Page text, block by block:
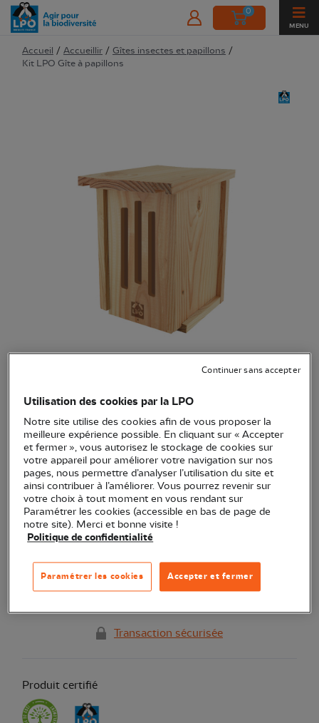
0
MENU
Accueil / Accueillir / Gîtes insectes et papillons /
Kit LPO Gîte à papillons
Kit LPO Gîte à papillons
(Ref.JO1095)
19,90 €
Ce gîte en bois est spécialement conçu pour accueillir les
papillons au jardin et contribuer à leur protection.Voir plus
Quantité
Ajouter au panier
Transaction sécurisée
Produit certifié
Utilisation des cookies par la LPO
Notre site utilise des cookies afin de vous proposer la
meilleure expérience possible. En cliquant sur « Accepter
et fermer », vous autorisez le stockage de cookies sur
votre appareil pour améliorer votre navigation sur nos
pages, nous permettre d’analyser l’utilisation du site et
ainsi contribuer à l’améliorer. Vous pourrez revenir sur
votre choix à tout moment en vous rendant sur
Paramétrer les cookies (accessible en bas de page de
notre site). Merci et bonne visite !
Politique de confidentialité
Accepter et fermer
Paramétrer les cookies
Continuer sans accepter